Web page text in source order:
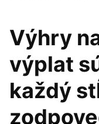
Výhry
výplat
každý